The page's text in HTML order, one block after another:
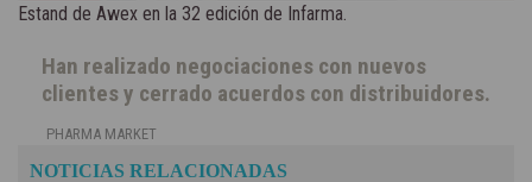
Estand de Awex en la 32 edición de Infarma.
Han realizado negociaciones con nuevos
clientes y cerrado acuerdos con distribuidores.
PHARMA MARKET
NOTICIAS RELACIONADAS